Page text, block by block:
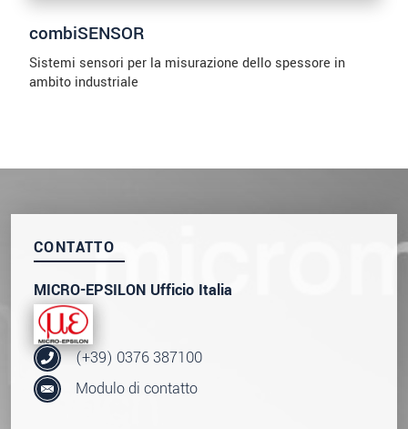
combiSENSOR
Sistemi sensori per la misurazione dello spessore in
ambito industriale
CONTATTO
MICRO-EPSILON Ufficio Italia
(+39) 0376 387100
Modulo di contatto